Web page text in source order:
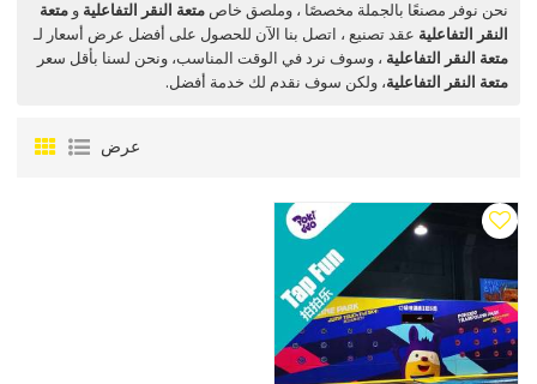
نحن نوفر مصنعًا بالجملة مخصصًا ، وملصق خاصمتعة النقر التفاعلية ومتعة
النقر التفاعلية عقد تصنيع ، اتصل بنا الآن للحصول على أفضل عرض أسعار لـ
متعة النقر التفاعلية ، وسوف نرد في الوقت المناسب، ونحن لسنا بأقل سعر
متعة النقر التفاعلية، ولكن سوف نقدم لك خدمة أفضل.
عرض